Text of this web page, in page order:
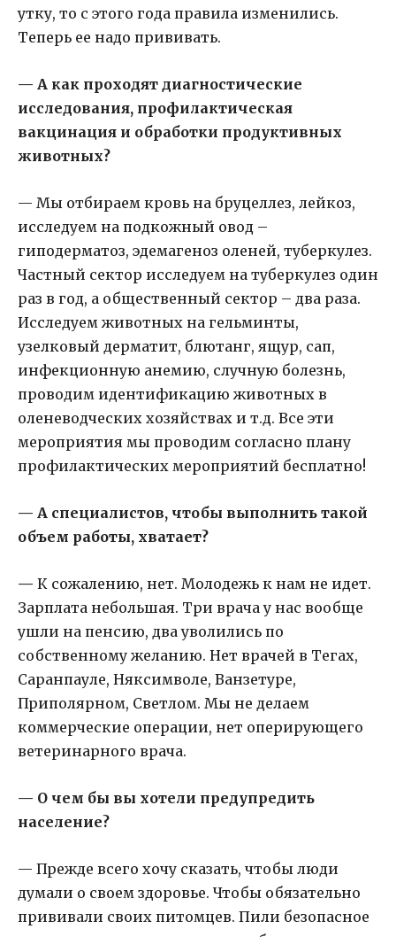
утку, то с этого года правила изменились.
Теперь ее надо прививать.
— А как проходят диагностические
исследования, профилактическая
вакцинация и обработки продуктивных
животных?
— Мы отбираем кровь на бруцеллез, лейкоз,
исследуем на подкожный овод –
гиподерматоз, эдемагеноз оленей, туберкулез.
Частный сектор исследуем на туберкулез один
раз в год, а общественный сектор – два раза.
Исследуем животных на гельминты,
узелковый дерматит, блютанг, ящур, сап,
инфекционную анемию, случную болезнь,
проводим идентификацию животных в
оленеводческих хозяйствах и т.д. Все эти
мероприятия мы проводим согласно плану
профилактических мероприятий бесплатно!
— А специалистов, чтобы выполнить такой
объем работы, хватает?
— К сожалению, нет. Молодежь к нам не идет.
Зарплата небольшая. Три врача у нас вообще
ушли на пенсию, два уволились по
собственному желанию. Нет врачей в Тегах,
Саранпауле, Няксимволе, Ванзетуре,
Приполярном, Светлом. Мы не делаем
коммерческие операции, нет оперирующего
ветеринарного врача.
— О чем бы вы хотели предупредить
население?
— Прежде всего хочу сказать, чтобы люди
думали о своем здоровье. Чтобы обязательно
прививали своих питомцев. Пили безопасное